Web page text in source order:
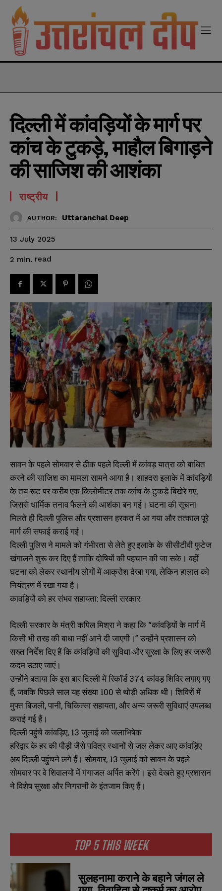
TOP 5 THIS WEEK
सुलहनामा कराने के बहाने जंगल ले
दिल्ली में कांवड़ियों के मार्ग पर
कांच के टुकड़े, माहौल बिगाड़ने
की साजिश की आशंका
राष्ट्रीय
AUTHOR: Uttaranchal Deep
13 July 2025
2 min. read
सावन के पहले सोमवार से ठीक पहले दिल्ली में कांवड़ यात्रा को बाधित
करने की साजिश का मामला सामने आया है। शाहदरा इलाके में कांवड़ियों
के तय रूट पर करीब एक किलोमीटर तक कांच के टुकड़े बिखेरे गए,
जिससे धार्मिक तनाव फैलने की आशंका बन गई। घटना की सूचना
मिलते ही दिल्ली पुलिस और प्रशासन हरकत में आ गया और तत्काल पूरे
मार्ग की सफाई कराई गई।
दिल्ली पुलिस ने मामले को गंभीरता से लेते हुए इलाके के सीसीटीवी फुटेज
खंगालने शुरू कर दिए हैं ताकि दोषियों की पहचान की जा सके। वहीं
घटना को लेकर स्थानीय लोगों में आक्रोश देखा गया, लेकिन हालात को
नियंत्रण में रखा गया है।
कावड़ियों को हर संभव सहायता: दिल्ली सरकार
दिल्ली सरकार के मंत्री कपिल मिश्रा ने कहा कि “कांवड़ियों के मार्ग में
किसी भी तरह की बाधा नहीं आने दी जाएगी।” उन्होंने प्रशासन को
सख्त निर्देश दिए हैं कि कांवड़ियों की सुविधा और सुरक्षा के लिए हर जरूरी
कदम उठाए जाएं।
उन्होंने बताया कि इस बार दिल्ली में रिकॉर्ड 374 कांवड़ शिविर लगाए गए
हैं, जबकि पिछले साल यह संख्या 100 से थोड़ी अधिक थी। शिविरों में
मुफ्त बिजली, पानी, चिकित्सा सहायता, और अन्य जरूरी सुविधाएं उपलब्ध
कराई गई हैं।
दिल्ली पहुंचे कांवड़िए, 13 जुलाई को जलाभिषेक
हरिद्वार के हर की पौड़ी जैसे पवित्र स्थानों से जल लेकर आए कांवड़िए
अब दिल्ली पहुंचने लगे हैं। सोमवार, 13 जुलाई को सावन के पहले
सोमवार पर वे शिवालयों में गंगाजल अर्पित करेंगे। इसे देखते हुए प्रशासन
ने विशेष सुरक्षा और निगरानी के इंतजाम किए हैं।